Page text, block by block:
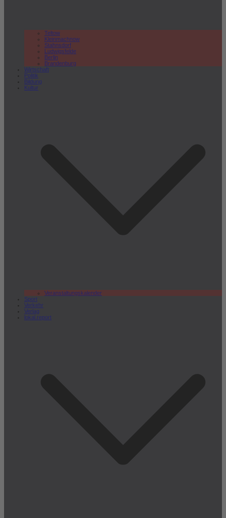
Teltow
Kleinmachnow
Stahnsdorf
Ludwigsfelde
Berlin
Brandenburg
Wirtschaft
Politik
Bildung
Kultur
Veranstaltungskalender
Sport
Verkehr
Verlag
lokal.report